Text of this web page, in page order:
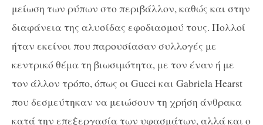
μείωση των ρύπων στο περιβάλλον, καθώς και στην
διαφάνεια της αλυσίδας εφοδιασμού τους. Πολλοί
ήταν εκείνοι που παρουσίασαν συλλογές με
κεντρικό θέμα τη βιωσιμότητα, με τον έναν ή με
τον άλλον τρόπο, όπως οι Gucci και Gabriela Hearst
που δεσμεύτηκαν να μειώσουν τη χρήση άνθρακα
κατά την επεξεργασία των υφασμάτων, αλλά και ο